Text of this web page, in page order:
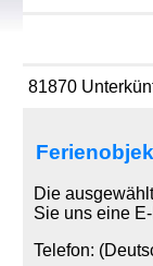
81870
Die
Sie uns eine
Telefon: